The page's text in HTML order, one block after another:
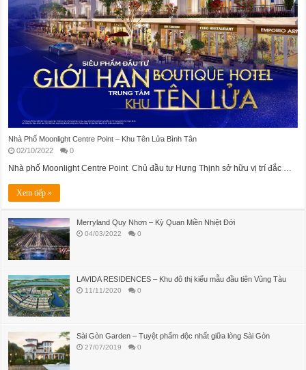
Nhà Phố Moonlight Centre Point – Khu Tên Lửa Bình Tân
02/10/2022
0
Nhà phố Moonlight Centre Point Chủ đầu tư Hưng Thịnh sở hữu vị trí đắc …
Xem tiếp »
Merryland Quy Nhơn – Kỳ Quan Miền Nhiệt Đới
04/03/2022 0
LAVIDA RESIDENCES – Khu đô thị kiểu mẫu đầu tiên Vũng Tàu
11/11/2020 0
Sài Gòn Garden – Tuyệt phẩm độc nhất giữa lòng Sài Gòn
27/07/2019 0